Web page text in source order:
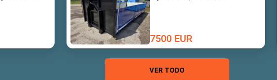
7500 EUR
VER TODO